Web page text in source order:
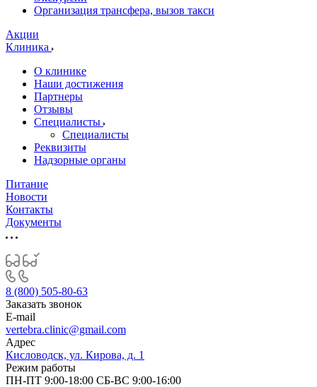
Организация трансфера, вызов такси
Акции
Клиника
О клинике
Наши достижения
Партнеры
Отзывы
Специалисты
Специалисты
Реквизиты
Надзорные органы
Питание
Новости
Контакты
Документы
8 (800) 505-80-63
Заказать звонок
E-mail
vertebra.clinic@gmail.com
Адрес
Кисловодск, ул. Кирова, д. 1
Режим работы
ПН-ПТ 9:00-18:00 СБ-ВС 9:00-16:00